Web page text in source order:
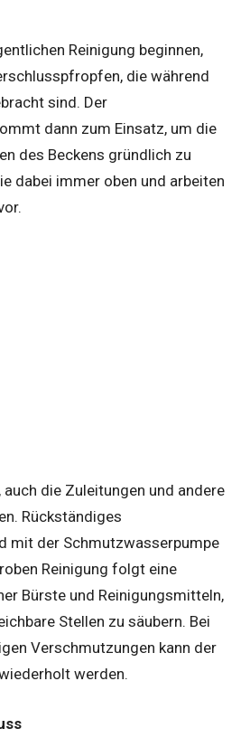
Reinigung beginnen,
die während
sind. Der
dann zum Einsatz, um die
des Beckens gründlich zu
dabei immer oben und arbeiten
die Zuleitungen und andere
Rückständiges
mit der Schmutzwasserpumpe
Reinigung folgt eine
Bürste und Reinigungsmitteln,
Stellen zu säubern. Bei
Verschmutzungen kann der
werden.